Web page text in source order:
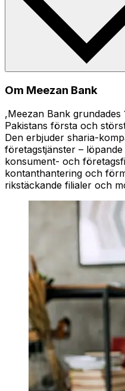
Om Meezan Bank
,Meezan Bank
Pakistans första och
Den erbjuder sharia-
företagstjänster –
konsument- och
kontanthantering och
rikstäckande filialer och